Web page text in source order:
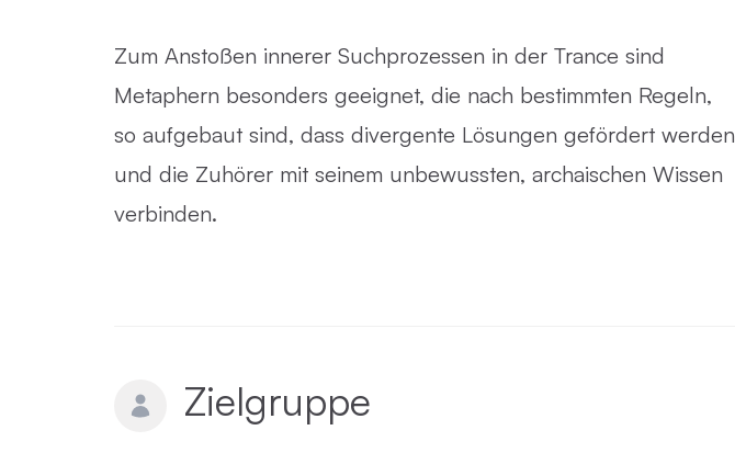
Zum Anstoßen innerer Suchprozessen in der Trance sind
Metaphern besonders geeignet, die nach bestimmten Regeln,
so aufgebaut sind, dass divergente Lösungen gefördert werden
und die Zuhörer mit seinem unbewussten, archaischen Wissen
verbinden.
Zielgruppe